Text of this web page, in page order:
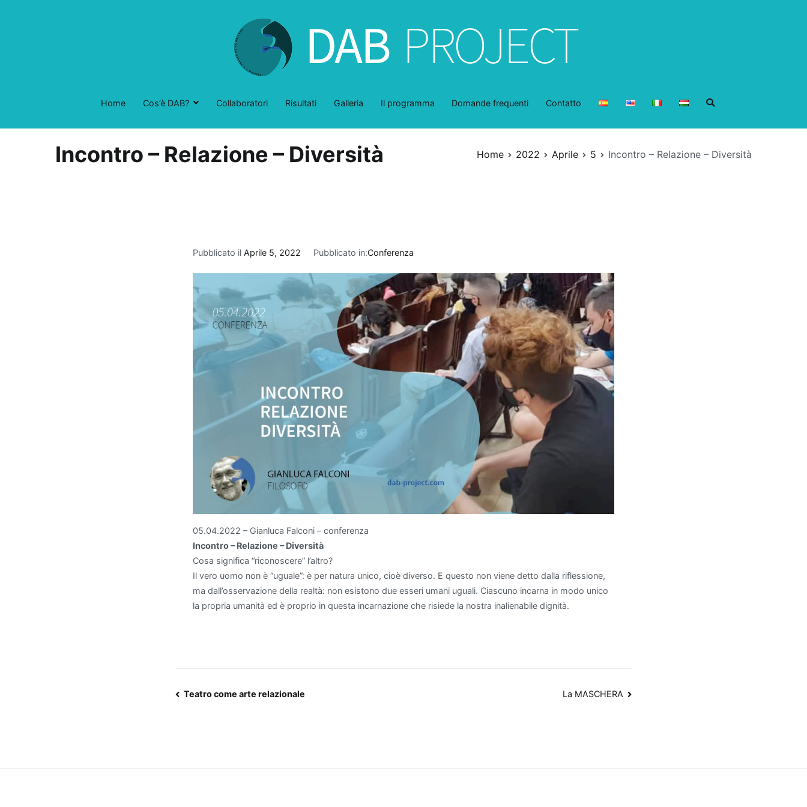
Home
Cos’è DAB? Collaboratori Risultati Galleria Il programma Domande frequenti Contatto
Incontro – Relazione – Diversità Home 2022 Aprile 5 Incontro – Relazione – Diversità
Pubblicato il Aprile 5, 2022 Pubblicato in:Conferenza
05.04.2022 – Gianluca Falconi – conferenza
Incontro – Relazione – Diversità
Cosa significa “riconoscere” l’altro?
Il vero uomo non è “uguale”: è per natura unico, cioè diverso. E questo non viene detto dalla riflessione,
ma dall’osservazione della realtà: non esistono due esseri umani uguali. Ciascuno incarna in modo unico
la propria umanità ed è proprio in questa incarnazione che risiede la nostra inalienabile dignità.
Navigazione
Teatro come arte relazionale La MASCHERA